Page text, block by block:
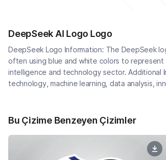
DeepSeek AI Logo Logo
DeepSeek Logo Information: The DeepSeek
often using blue and white colors to
intelligence and technology sector. Additional
technology, machine learning, data analysis,
Bu Çizime Benzeyen Çizimler